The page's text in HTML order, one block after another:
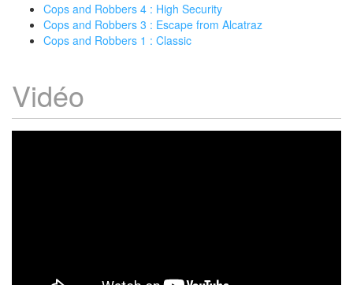
Cops and Robbers 4 : High Security
Cops and Robbers 3 : Escape from Alcatraz
Cops and Robbers 1 : Classic
Vidéo